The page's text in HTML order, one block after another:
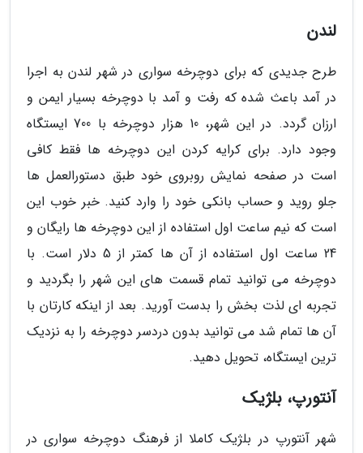
لندن
طرح جدیدی که برای دوچرخه سواری در شهر لندن به اجرا
در آمد باعث شده که رفت و آمد با دوچرخه بسیار ایمن و
ارزان گردد. در این شهر، 10 هزار دوچرخه با 700 ایستگاه
وجود دارد. برای کرایه کردن این دوچرخه ها فقط کافی
است در صفحه نمایش روبروی خود طبق دستورالعمل ها
جلو روید و حساب بانکی خود را وارد کنید. خبر خوب این
است که نیم ساعت اول استفاده از این دوچرخه ها رایگان و
24 ساعت اول استفاده از آن ها کمتر از 5 دلار است. با
دوچرخه می توانید تمام قسمت های این شهر را بگردید و
تجربه ای لذت بخش را بدست آورید. بعد از اینکه کارتان با
آن ها تمام شد می توانید بدون دردسر دوچرخه را به نزدیک
ترین ایستگاه، تحویل دهید.
آنتورپ، بلژیک
شهر آنتورپ در بلژیک کاملا از فرهنگ دوچرخه سواری در